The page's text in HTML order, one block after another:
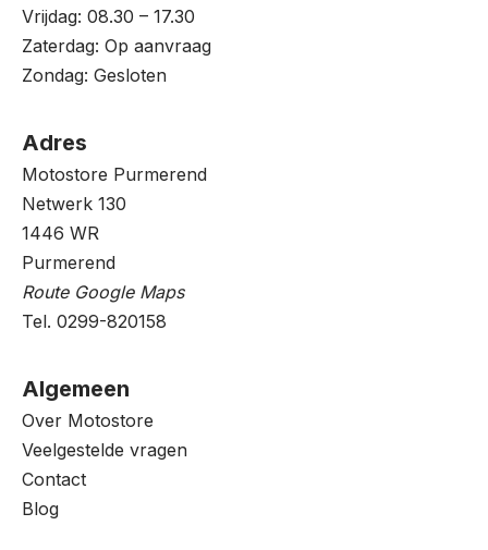
Vrijdag: 08.30 – 17.30
Zaterdag: Op aanvraag
Zondag: Gesloten
Adres
Motostore Purmerend
Netwerk 130
1446 WR
Purmerend
Route Google Maps
Tel. 0299-820158
Algemeen
Over Motostore
Veelgestelde vragen
Contact
Blog